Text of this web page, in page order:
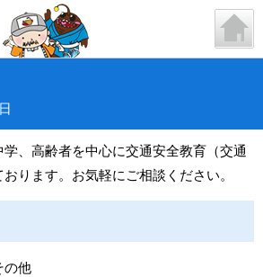
、高齢者を中心に交通安全教育（交通
ります。お気軽にご相談ください。
の他